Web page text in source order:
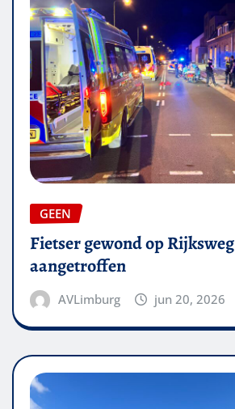
GEEN
Fietser gewond op
aangetroffen
AVLimburg jun 20, 2026